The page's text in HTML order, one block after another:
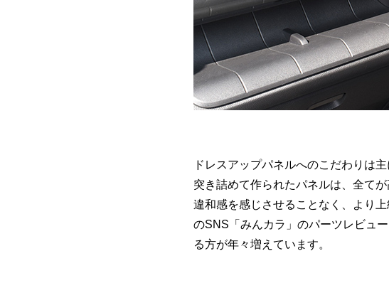
ドレスアップパネルへのこだわりは
突き詰めて作られたパネルは、全て
違和感を感じさせることなく、より
のSNS「みんカラ」のパーツレビュ
る方が年々増えています。